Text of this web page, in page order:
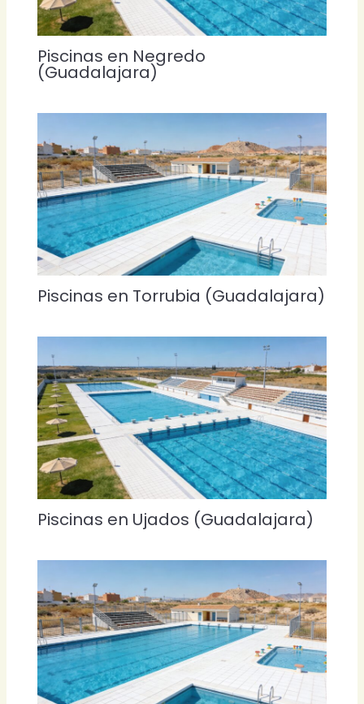
Piscinas en Negredo
(Guadalajara)
Piscinas en Torrubia (Guadalajara)
Piscinas en Ujados (Guadalajara)